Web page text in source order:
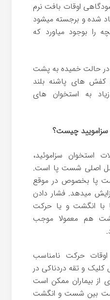
اوقات بافت نرم
شده و برجسته میشود
را بوجود میاورد که
حالت خمیده به پشت
کفش های پاشنه بلند
به استخوان های
سزامویید چیست؟
استخوان سزاموئید،
اصلی شست پا است.
پا بخصوص در موقع
میدهد. فشار دادن
انگشت و یا حرکت
هم معمولا موجب
حرکت نامناسب
و تقه دردناکی در
بیماران ممکن است
بین شست و انگشت